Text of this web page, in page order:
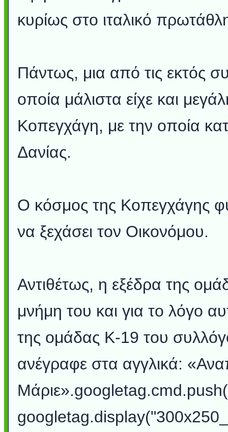
κυρίως στο ιταλικό
Πάντως, μια από τις εκτός
οποία μάλιστα είχε και
Κοπεγχάγη, με την οποία
Δανίας.
Ο κόσμος της Κοπεγχάγης
να ξεχάσει τον Οικονόμου.
Αντιθέτως, η εξέδρα της
μνήμη του και για το λόγο
της ομάδας Κ-19 του
ανέγραφε στα αγγλικά: